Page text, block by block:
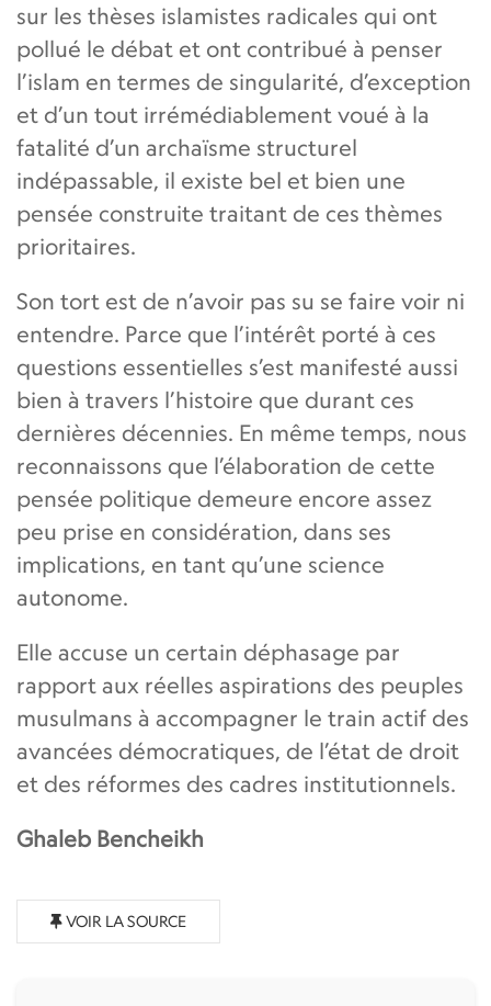
sur les thèses islamistes radicales qui ont
pollué le débat et ont contribué à penser
l’islam en termes de singularité, d’exception
et d’un tout irrémédiablement voué à la
fatalité d’un archaïsme structurel
indépassable, il existe bel et bien une
pensée construite traitant de ces thèmes
prioritaires.
Son tort est de n’avoir pas su se faire voir ni
entendre. Parce que l’intérêt porté à ces
questions essentielles s’est manifesté aussi
bien à travers l’histoire que durant ces
dernières décennies. En même temps, nous
reconnaissons que l’élaboration de cette
pensée politique demeure encore assez
peu prise en considération, dans ses
implications, en tant qu’une science
autonome.
Elle accuse un certain déphasage par
rapport aux réelles aspirations des peuples
musulmans à accompagner le train actif des
avancées démocratiques, de l’état de droit
et des réformes des cadres institutionnels.
Ghaleb Bencheikh
VOIR LA SOURCE